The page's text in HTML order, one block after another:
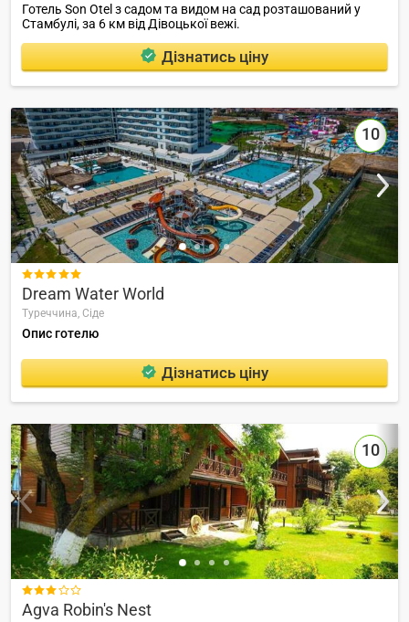
Готель Son Otel з садом та видом на сад розташований у
Стамбулі, за 6 км від Дівоцької вежі.
Дізнатись ціну
10

Dream Water World
Туреччина, Сіде
Опис готелю
Дізнатись ціну
10

Agva Robin's Nest